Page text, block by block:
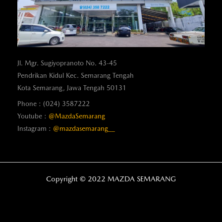
Jl. Mgr. Sugiyopranoto No. 43-45
Pendrikan Kidul Kec. Semarang Tengah
Kota Semarang, Jawa Tengah 50131
Phone : (024) 3587222
Youtube : @MazdaSemarang
Instagram : @mazdasemarang__
Copyright © 2022 MAZDA SEMARANG